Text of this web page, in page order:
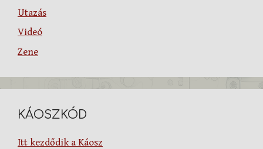
Utazás
Videó
Zene
KÁOSZKÓD
Itt kezdődik a Káosz